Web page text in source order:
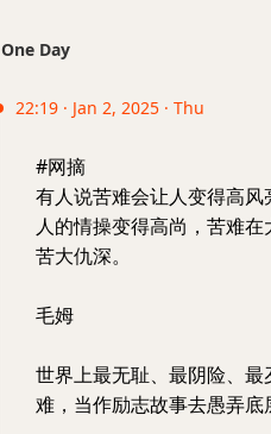
One Day
22:19 · Jan 2, 2025 · Thu
#网摘
有人说苦难会让人变得高
人的情操变得高尚，苦难
苦大仇深。
毛姆
世界上最无耻、最阴险、
难，当作励志故事去愚弄底